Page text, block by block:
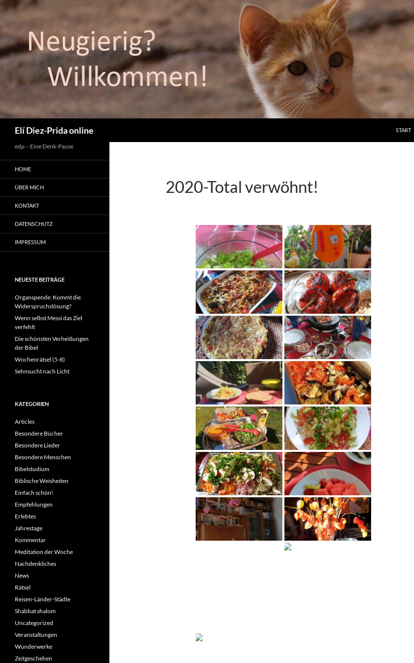
Elí Diez-Prida online
START
2020-Total verwöhnt!
edp – Eine Denk-Pause
HOME
ÜBER MICH
KONTAKT
DATENSCHUTZ
IMPRESSUM
NEUESTE BEITRÄGE
Organspende: Kommt die
Widerspruchslösung?
Wenn selbst Messi das Ziel
verfehlt
Die schönsten Verheißungen
der Bibel
Wochenrätsel (5-8)
Sehnsucht nach Licht
KATEGORIEN
Articles
Besondere Bücher
Besondere Lieder
Besondere Menschen
Bibelstudium
Biblische Weisheiten
Einfach schön!
Empfehlungen
Erlebtes
Jahrestage
Kommentar
Meditation der Woche
Nachdenkliches
News
Rätsel
Reisen-Länder-Städte
Shabbat shalom
Uncategorized
Veranstaltungen
Wunderwerke
Zeitgeschehen